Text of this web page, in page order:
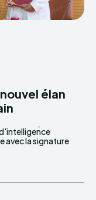
élan